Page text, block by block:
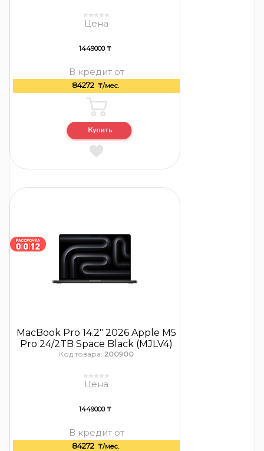
Цена
1449000 ₸
В кредит от
84272 ₸/мес.
MacBook Pro 14.2″ 2026 Apple M5
Pro 24/2TB Space Black (MJLV4)
Код товара: 200900
Цена
1449000 ₸
В кредит от
84272 ₸/мес.